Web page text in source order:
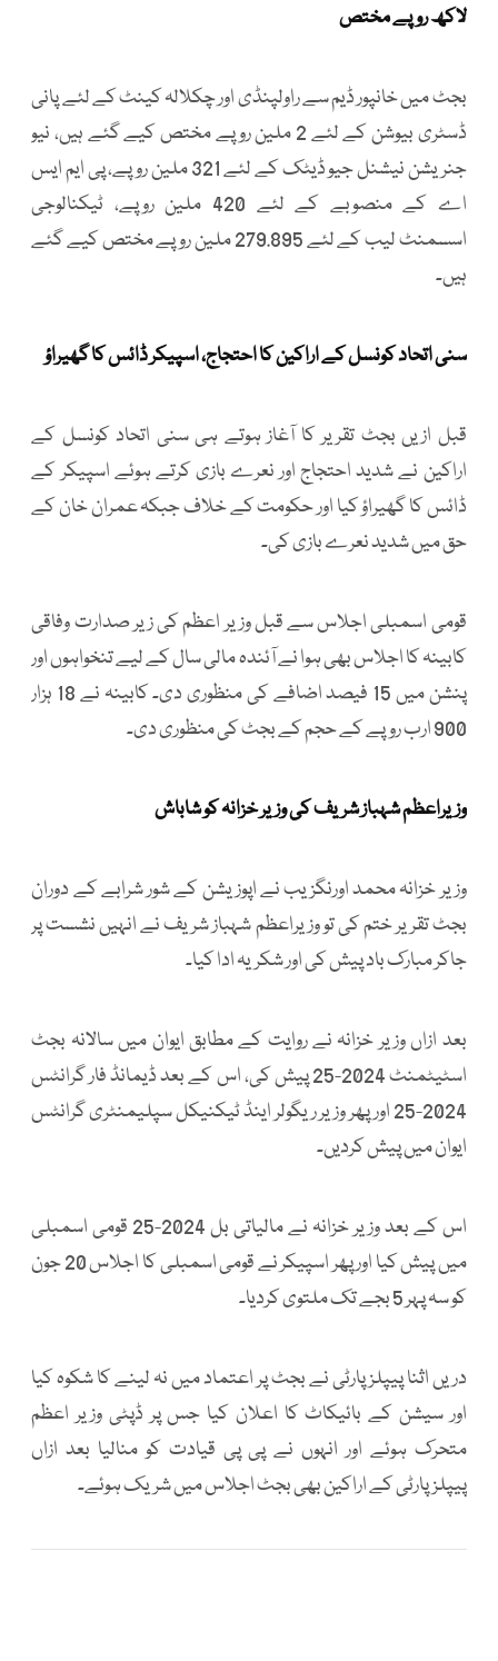
لاکھ روپے مختص
بجٹ میں خانپور ڈیم سے راولپنڈی اور چکلالہ کینٹ کے لئے پانی
ڈسٹری بیوشن کے لئے 2 ملین روپے مختص کیے گئے ہیں، نیو
جنریشن نیشنل جیو ڈیٹک کے لئے 321 ملین روپے، پی ایم ایس
اے کے منصوبے کے لئے 420 ملین روپے، ٹیکنالوجی
اسسمنٹ لیب کے لئے 279.895 ملین روپے مختص کیے گئے
ہیں۔
سنی اتحاد کونسل کے اراکین کا احتجاج، اسپیکر ڈائس کا گھیراؤ
قبل ازیں بجٹ تقریر کا آغاز ہوتے ہی سنی اتحاد کونسل کے
اراکین نے شدید احتجاج اور نعرے بازی کرتے ہوئے اسپیکر کے
ڈائس کا گھیراؤ کیا اور حکومت کے خلاف جبکہ عمران خان کے
حق میں شدید نعرے بازی کی۔
قومی اسمبلی اجلاس سے قبل وزیر اعظم کی زیر صدارت وفاقی
کابینہ کا اجلاس بھی ہوا نے آئندہ مالی سال کے لیے تنخواہوں اور
پنشن میں 15 فیصد اضافے کی منظوری دی۔ کابینہ نے 18 ہزار
900 ارب روپے کے حجم کے بجٹ کی منظوری دی۔
وزیراعظم شہباز شریف کی وزیر خزانہ کو شاباش
وزیر خزانہ محمد اورنگزیب نے اپوزیشن کے شور شرابے کے دوران
بجٹ تقریر ختم کی تو وزیراعظم شہباز شریف نے انہیں نشست پر
جاکر مبارک باد پیش کی اور شکریہ ادا کیا۔
بعد ازاں وزیر خزانہ نے روایت کے مطابق ایوان میں سالانہ بجٹ
اسٹیٹمنٹ 2024-25 پیش کی، اس کے بعد ڈیمانڈ فار گرانٹس
2024-25 اور پھر وزیر ریگولر اینڈ ٹیکنیکل سپلیمنٹری گرانٹس
ایوان میں پیش کردیں۔
اس کے بعد وزیر خزانہ نے مالیاتی بل 2024-25 قومی اسمبلی
میں پیش کیا اور پھر اسپیکر نے قومی اسمبلی کا اجلاس 20 جون
کو سہ پہر 5 بجے تک ملتوی کردیا۔
دریں اثنا پیپلز پارٹی نے بجٹ پر اعتماد میں نہ لینے کا شکوہ کیا
اور سیشن کے بائیکاٹ کا اعلان کیا جس پر ڈپٹی وزیر اعظم
متحرک ہوئے اور انہوں نے پی پی قیادت کو منالیا بعد ازاں
پیپلزپارٹی کے اراکین بھی بجٹ اجلاس میں شریک ہوئے۔